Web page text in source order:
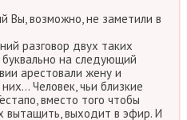
Вы, возможно, не заметили в
разговор двух таких
на следующий
арестовали жену и
Человек, чьи близкие
вместо того чтобы
вытащить, выходит в эфир. И